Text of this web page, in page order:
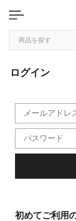
商品を探す
カテゴリから探す
中古品を探す
ログイン
初めてご利用